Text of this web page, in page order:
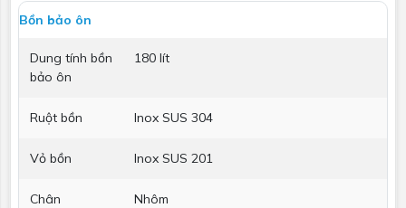
Bồn bảo ôn
Dung tính bồn
bảo ôn
180 lít
Ruột bồn Inox SUS 304
Vỏ bồn Inox SUS 201
Chân Nhôm